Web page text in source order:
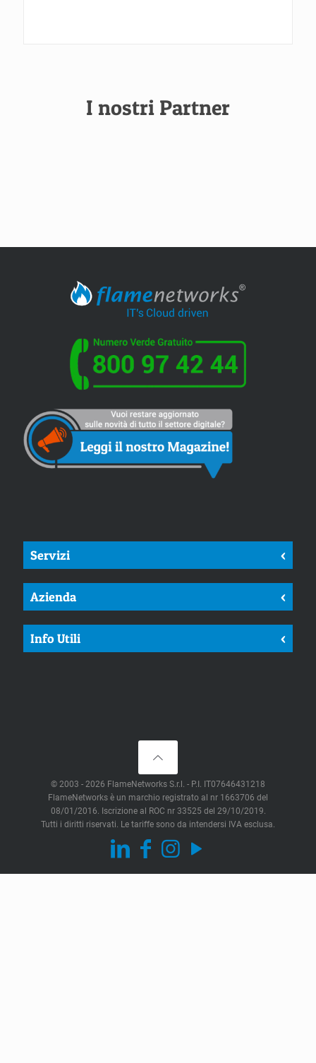
I nostri Partner
Servizi <
Azienda <
Info Utili <
© 2003 - 2026 FlameNetworks S.r.l. - P.I. IT07646431218
FlameNetworks è un marchio registrato al nr 1663706 del
08/01/2016. Iscrizione al ROC nr 33525 del 29/10/2019.
Tutti i diritti riservati. Le tariffe sono da intendersi IVA esclusa.